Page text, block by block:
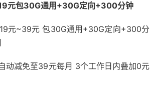
元包30G通用+30G定向+300分钟
元~39元 包30G通用+30G定向+300分
动减免至39元每月 3个工作日内叠加0元